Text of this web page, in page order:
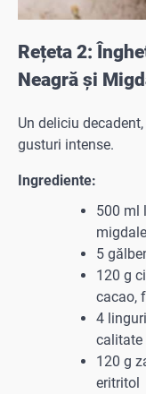
Rețeta 2:
Neagră și
Un deliciu
gusturi intense.
Ingrediente:
500 ml
5
120 g
cacao,
4
calitate
120 g
eritritol